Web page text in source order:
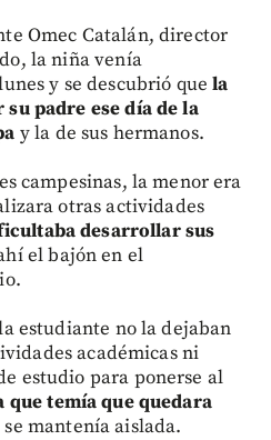
Omec Catalán, director
la niña venía
y se descubrió quela
padre ese día de la
y la de sus hermanos.
campesinas, la menor era
otras actividades
desarrollar sus
el bajón en el
estudiante no la dejaban
académicas ni
estudio para ponerse al
que temía que quedara
mantenía aislada.